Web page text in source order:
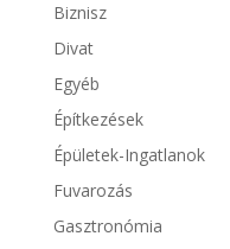
Biznisz
Divat
Egyéb
Építkezések
Épületek-Ingatlanok
Fuvarozás
Gasztronómia